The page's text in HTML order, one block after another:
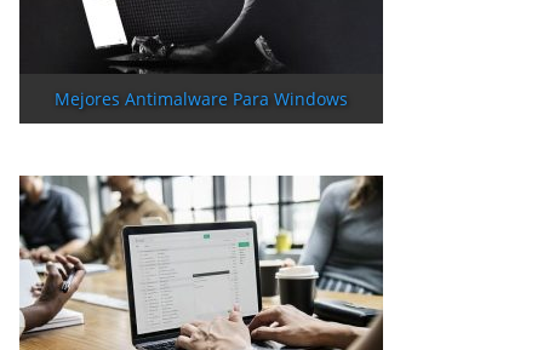
Mejores Antimalware Para Windows